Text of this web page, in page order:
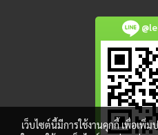
เว็บไซต์นี้มีการใช้งานคุกกี้ เพื่อเ